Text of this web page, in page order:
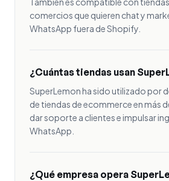
comercios que quieren chat y
WhatsApp fuera de Shopify.
¿Cuántas tiendas usan
SuperLemon ha sido utilizado por
de tiendas de ecommerce en más
dar soporte a clientes e impulsar
WhatsApp.
¿Qué empresa opera